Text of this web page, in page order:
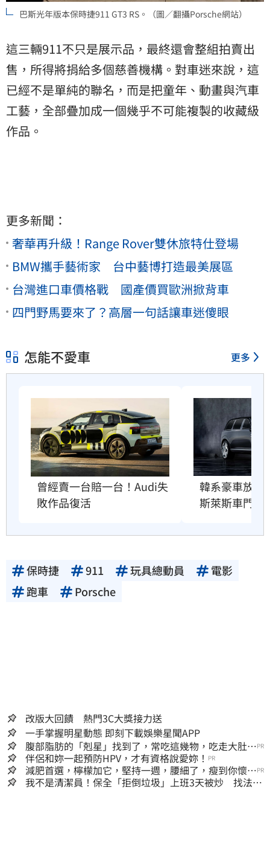
巴斯光年版本保時捷911 GT3 RS。（圖／翻攝Porsche網站）
這三輛911不只是展示品，最終還會整組拍賣出
售，所得將捐給多個慈善機構。對車迷來說，這
已經不是單純的聯名，而是把童年、動畫與汽車
工藝，全部疊加成一個幾乎不可能複製的收藏級
作品。
更多新聞：
奢華再升級！Range Rover雙休旅特仕登場
BMW攜手藝術家 台中藝博打造最美展區
台灣進口車價格戰 國產價買歐洲掀背車
四門野馬要來了？高層一句話讓車迷傻眼
怎能不愛車 更多
曾經賣一台賠一台！Audi失
敗作品復活
韓系豪車放大
斯萊斯車門」
保時捷 911 玩具總動員
電影
跑車
Porsche
改版大回饋 熱門3C大獎接力送
一手掌握明星動態 即刻下載娛樂星聞APP
腹部脂肪的「剋星」找到了，常吃這幾物，吃走大肚
囊，瘦出小蠻腰
PR
伴侶和妳一起預防HPV，才有資格說愛妳！ PR
減肥首選，檸檬加它，堅持一週，腰細了，瘦到你懷疑
人生
PR
我不是清潔員！保全「拒倒垃圾」上班3天被炒 找法院